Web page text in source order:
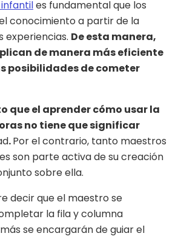
es fundamental que los
conocimiento a partir de la
experiencias. De esta manera,
de manera más eficiente
posibilidades de cometer
que el aprender cómo usar la
no tiene que significar
.Por el contrario, tanto maestros
son parte activa de su creación
sobre ella.
decir que el maestro se
la fila y columna
se encargarán de guiar el